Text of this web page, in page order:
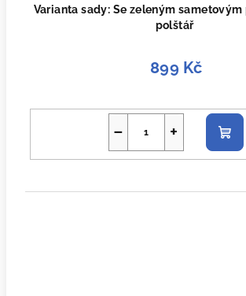
Varianta sady: Se zeleným
polštář
899 Kč
+
−
Do